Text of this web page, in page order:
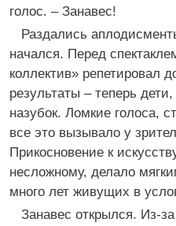
голос. – Занавес!
Раздались
начался. Перед
коллектив» репетировал
результаты – теперь
назубок. Ломкие голоса,
все это вызывало у
Прикосновение к
несложному, делало
много лет живущих в
Занавес открылся. Из-